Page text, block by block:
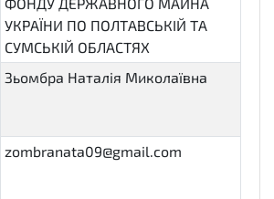
УКРАЇНИ ПО ПОЛТАВСЬКІЙ ТА
СУМСЬКІЙ ОБЛАСТЯХ
Зьомбра Наталія Миколаївна
zombranata09@gmail.com